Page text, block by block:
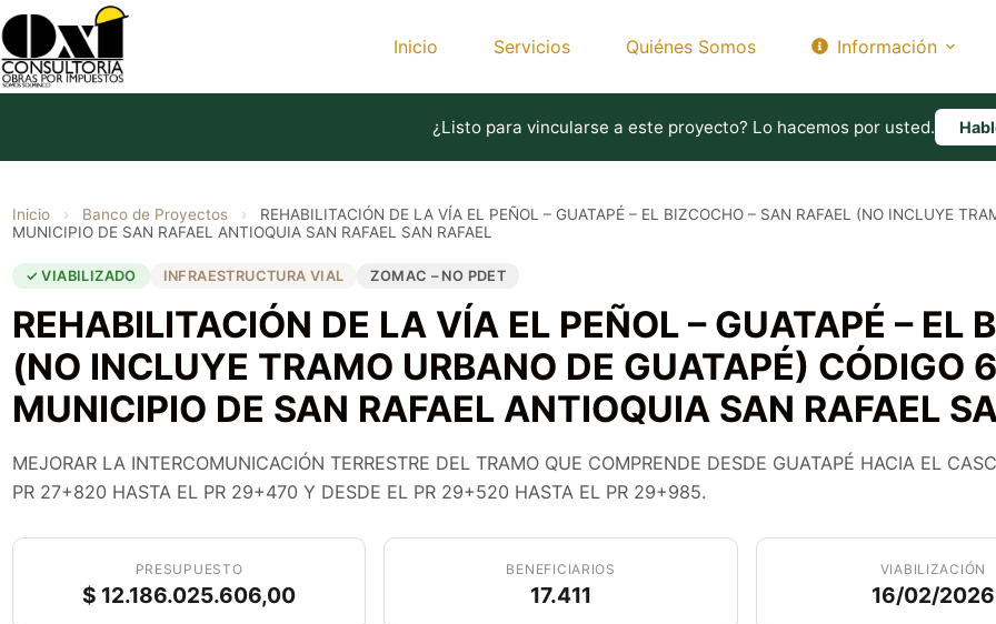
Saltar
al
contenido
Inicio Servicios Quiénes Somos Información
¿Listo para vincularse a este proyecto? Lo hacemos por usted.
Inicio › Banco de Proyectos ›
REHABILITACIÓN DE LA VÍA EL PEÑOL – GUATAPÉ – EL BIZCOCHO – SAN RAFAEL (NO INCLUYE
MUNICIPIO DE SAN RAFAEL ANTIOQUIA SAN RAFAEL SAN RAFAEL
✓ VIABILIZADO INFRAESTRUCTURA VIAL ZOMAC – NO PDET
REHABILITACIÓN DE LA VÍA EL PEÑOL – GUATAPÉ – EL
(NO INCLUYE TRAMO URBANO DE GUATAPÉ) CÓDIGO
MUNICIPIO DE SAN RAFAEL ANTIOQUIA SAN RAFAEL
MEJORAR LA INTERCOMUNICACIÓN TERRESTRE DEL TRAMO QUE COMPRENDE DESDE GUATAPÉ HACIA EL
PR 27+820 HASTA EL PR 29+470 Y DESDE EL PR 29+520 HASTA EL PR 29+985.
PRESUPUESTO
$ 12.186.025.606,00
BENEFICIARIOS
17.411
VIABILIZACIÓN
16/02/2026